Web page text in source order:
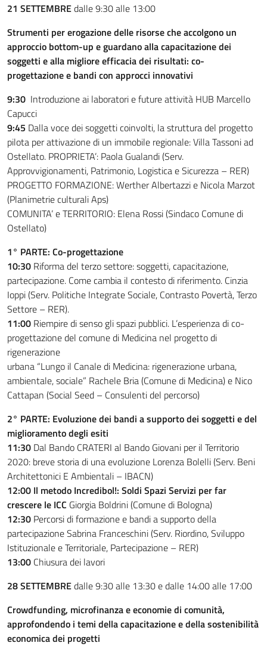
21 SETTEMBREdalle 9:30 alle 13:00
Strumenti per erogazione delle risorse che accolgono un
approccio bottom-up e guardano alla capacitazione dei
soggetti e alla migliore efficacia dei risultati: co-
progettazione e bandi con approcci innovativi
9:30 Introduzione ai laboratori e future attività HUB Marcello
Capucci
9:45 Dalla voce dei soggetti coinvolti, la struttura del progetto
pilota per attivazione di un immobile regionale: Villa Tassoni ad
Ostellato. PROPRIETA’: Paola Gualandi (Serv.
Approvvigionamenti, Patrimonio, Logistica e Sicurezza – RER)
PROGETTO FORMAZIONE: Werther Albertazzi e Nicola Marzot
(Planimetrie culturali Aps)
COMUNITA’ e TERRITORIO: Elena Rossi (Sindaco Comune di
Ostellato)
1° PARTE: Co-progettazione
10:30 Riforma del terzo settore: soggetti, capacitazione,
partecipazione. Come cambia il contesto di riferimento. Cinzia
Ioppi (Serv. Politiche Integrate Sociale, Contrasto Povertà, Terzo
Settore – RER).
11:00 Riempire di senso gli spazi pubblici. L’esperienza di co-
progettazione del comune di Medicina nel progetto di
rigenerazione
urbana “Lungo il Canale di Medicina: rigenerazione urbana,
ambientale, sociale” Rachele Bria (Comune di Medicina) e Nico
Cattapan (Social Seed – Consulenti del percorso)
2° PARTE: Evoluzione dei bandi a supporto dei soggetti e del
miglioramento degli esiti
11:30 Dal Bando CRATERI al Bando Giovani per il Territorio
2020: breve storia di una evoluzione Lorenza Bolelli (Serv. Beni
Architettonici E Ambientali – IBACN)
12:00 Il metodo Incredibol!: Soldi Spazi Servizi per far
crescere le ICC Giorgia Boldrini (Comune di Bologna)
12:30 Percorsi di formazione e bandi a supporto della
partecipazione Sabrina Franceschini (Serv. Riordino, Sviluppo
Istituzionale e Territoriale, Partecipazione – RER)
13:00 Chiusura dei lavori
28 SETTEMBREdalle 9:30 alle 13:30 e dalle 14:00 alle 17:00
Crowdfunding, microfinanza e economie di comunità,
approfondendo i temi della capacitazione e della sostenibilità
economica dei progetti